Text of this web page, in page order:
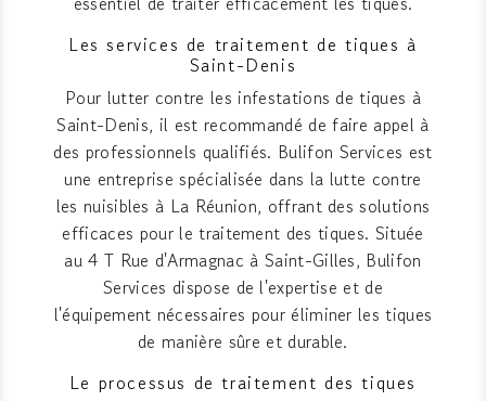
Les services de traitement de tiques à
Saint-Denis
Pour lutter contre les infestations de tiques à
Saint-Denis, il est recommandé de faire appel à
des professionnels qualifiés. Bulifon Services est
une entreprise spécialisée dans la lutte contre
les nuisibles à La Réunion, offrant des solutions
efficaces pour le traitement des tiques. Située
au 4 T Rue d'Armagnac à Saint-Gilles, Bulifon
Services dispose de l'expertise et de
l'équipement nécessaires pour éliminer les tiques
de manière sûre et durable.
Le processus de traitement des tiques